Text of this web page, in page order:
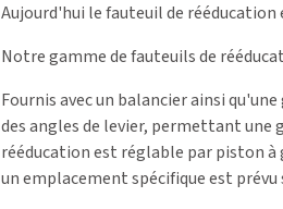
Aujourd'hui le fauteuil de
Notre gamme de fauteuils de
Fournis avec un balancier ainsi
des angles de levier, permettant une
rééducation est réglable par piston à
un emplacement spécifique est